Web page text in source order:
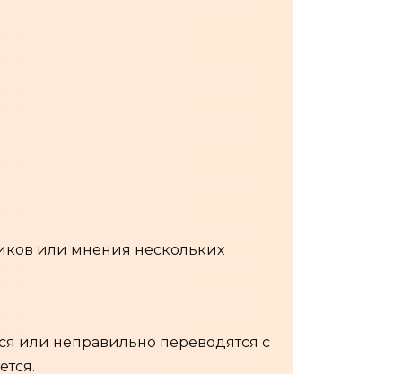
или мнения нескольких
или неправильно переводятся с